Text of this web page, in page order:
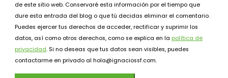
de este sitio web. Conservaré esta información por el tiempo que
dure esta entrada del blog o que tú decidas eliminar el comentario.
Puedes ejercer tus derechos de acceder, rectificar y suprimir los
datos, así como otros derechos, como se explica en la política de
privacidad. Si no deseas que tus datos sean visibles, puedes
contactarme en privado al hola@ignaciossf.com.